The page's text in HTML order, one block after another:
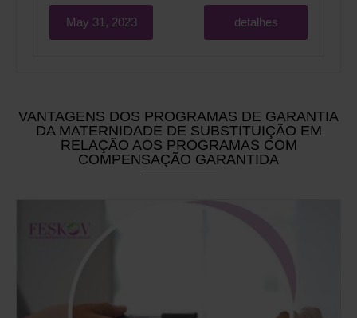
Ucrânia.
May 31, 2023 detalhes
VANTAGENS DOS PROGRAMAS DE GARANTIA
DA MATERNIDADE DE SUBSTITUIÇÃO EM
RELAÇÃO AOS PROGRAMAS COM
COMPENSAÇÃO GARANTIDA